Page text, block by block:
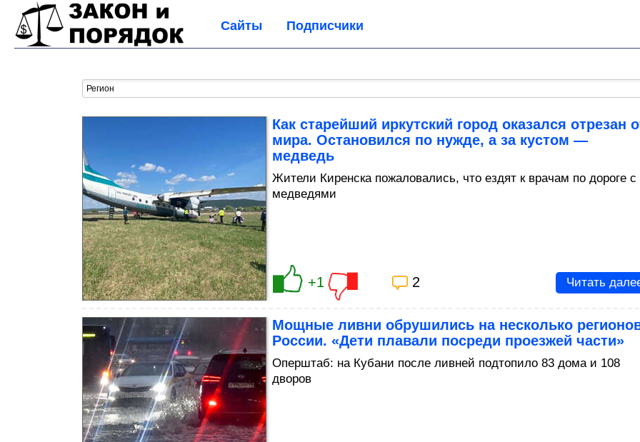
Сайты Подписчики
Как старейший иркутский город оказался отрезан
мира. Остановился по нужде, а за кустом —
медведь
Жители Киренска пожаловались, что ездят к врачам по дороге с
медведями
+1 2 Читать
Мощные ливни обрушились на несколько
России. «Дети плавали посреди проезжей части»
Оперштаб: на Кубани после ливней подтопило 83 дома и 108
дворов